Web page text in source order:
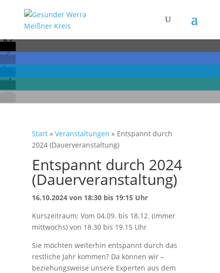
Start » Veranstaltungen » Entspannt durch
2024 (Dauerveranstaltung)
Entspannt durch 2024
(Dauerveranstaltung)
16.10.2024 von 18:30 bis 19:15 Uhr
Kurszeitraum: Vom 04.09. bis 18.12. (immer
mittwochs) von 18.30 bis 19.15 Uhr
Sie möchten weiterhin entspannt durch das
restliche Jahr kommen? Da können wir –
beziehungsweise unsere Experten aus dem